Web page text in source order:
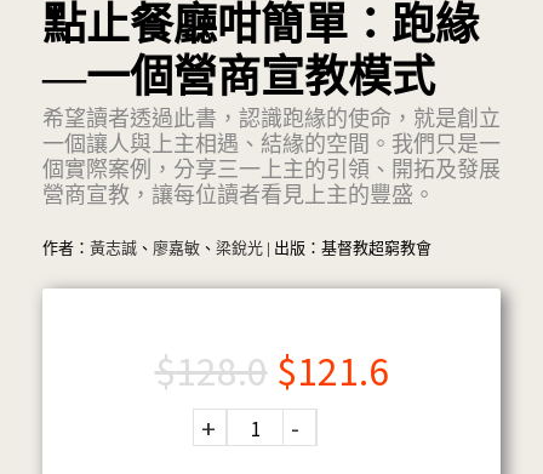
點止餐廳咁簡單：跑緣
—一個營商宣教模式
希望讀者透過此書，認識跑緣的使命，就是創立
一個讓人與上主相遇、結緣的空間。我們只是一
個實際案例，分享三一上主的引領、開拓及發展
營商宣教，讓每位讀者看見上主的豐盛。
作者： 黃志誠 、 廖嘉敏 、 梁銳光 | 出版：基督教超窮教會
$128.0 $121.6